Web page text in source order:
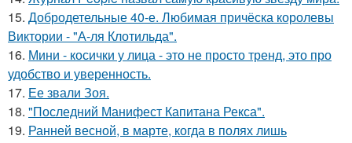
15. Добродетельные 40-е. Любимая причёска королевы
Виктории - "А-ля Клотильда".
16. Мини - косички у лица - это не просто тренд, это про
удобство и уверенность.
17. Ее звали Зоя.
18. "Последний Манифест Капитана Рекса".
19. Ранней весной, в марте, когда в полях лишь